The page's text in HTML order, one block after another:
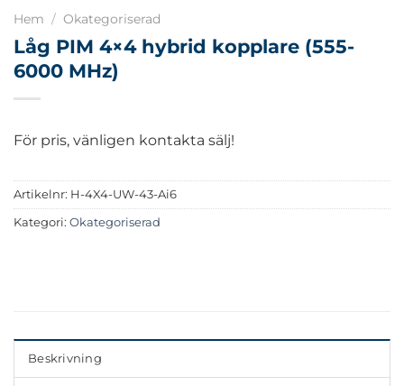
Hem / Okategoriserad
Låg PIM 4×4 hybrid kopplare (555-
6000 MHz)
För pris, vänligen kontakta sälj!
Artikelnr: H-4X4-UW-43-Ai6
Kategori: Okategoriserad
Beskrivning